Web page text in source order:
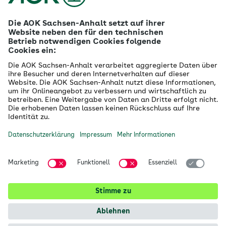
Karriere
Betriebliches Gesundheitsmanagement
Firmenkunden
Gesundheitspartner
Betreuer- & Bevollmächtigte
Die AOK - Wir über uns
Grounding Page
Innovationsportal
Presse
Selbstverwaltung
Ihre AOK Sachsen-Anhalt vor Ort
Magdeburg
Halle
alle Kundencenter anzeigen